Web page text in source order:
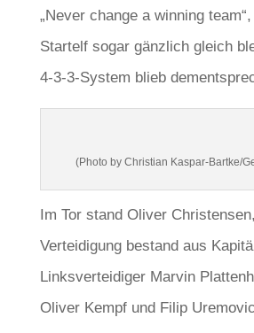
„Never change a winning
Startelf sogar gänzlich gleich
4-3-3-System blieb
(Photo by Christian Kaspar-Bartke/
Im Tor stand Oliver
Verteidigung bestand aus
Linksverteidiger Marvin
Oliver Kempf und Filip